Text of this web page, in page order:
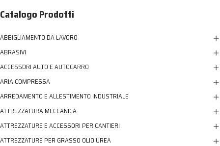
Catalogo Prodotti
ABBIGLIAMENTO DA LAVORO
ABRASIVI
ACCESSORI AUTO E AUTOCARRO
ARIA COMPRESSA
ARREDAMENTO E ALLESTIMENTO INDUSTRIALE
ATTREZZATURA MECCANICA
ATTREZZATURE E ACCESSORI PER CANTIERI
ATTREZZATURE PER GRASSO OLIO UREA